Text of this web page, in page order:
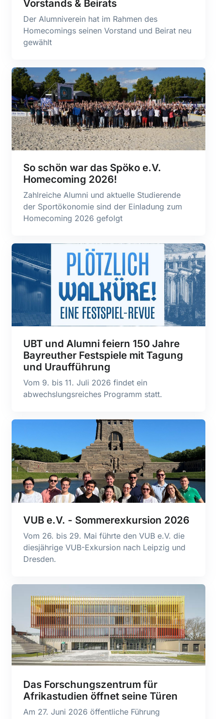
Vorstands & Beirats
Der Alumniverein hat im Rahmen des
Homecomings seinen Vorstand und Beirat neu
gewählt
So schön war das Spöko e.V.
Homecoming 2026!
Zahlreiche Alumni und aktuelle Studierende
der Sportökonomie sind der Einladung zum
Homecoming 2026 gefolgt
UBT und Alumni feiern 150 Jahre
Bayreuther Festspiele mit Tagung
und Uraufführung
Vom 9. bis 11. Juli 2026 findet ein
abwechslungsreiches Programm statt.
VUB e.V. - Sommerexkursion 2026
Vom 26. bis 29. Mai führte den VUB e.V. die
diesjährige VUB-Exkursion nach Leipzig und
Dresden.
Das Forschungszentrum für
Afrikastudien öffnet seine Türen
Am 27. Juni 2026 öffentliche Führung